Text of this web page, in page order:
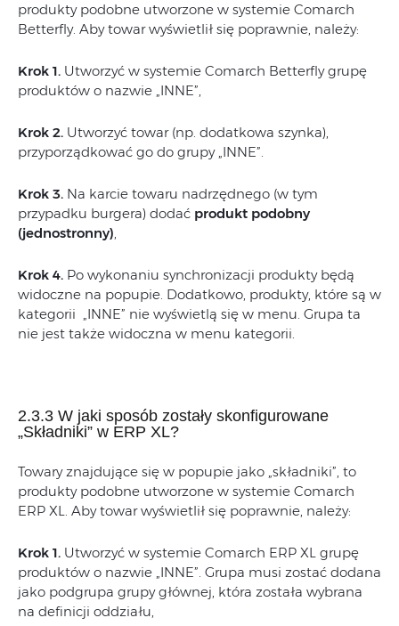
produkty podobne utworzone w systemie Comarch
Betterfly. Aby towar wyświetlił się poprawnie, należy:
Krok 1. Utworzyć w systemie Comarch Betterfly grupę
produktów o nazwie „INNE”,
Krok 2. Utworzyć towar (np. dodatkowa szynka),
przyporządkować go do grupy „INNE”.
Krok 3. Na karcie towaru nadrzędnego (w tym
przypadku burgera) dodać produkt podobny
(jednostronny),
Krok 4. Po wykonaniu synchronizacji produkty będą
widoczne na popupie. Dodatkowo, produkty, które są w
kategorii „INNE” nie wyświetlą się w menu. Grupa ta
nie jest także widoczna w menu kategorii.
2.3.3 W jaki sposób zostały skonfigurowane
„Składniki” w ERP XL?
Towary znajdujące się w popupie jako „składniki”, to
produkty podobne utworzone w systemie Comarch
ERP XL. Aby towar wyświetlił się poprawnie, należy:
Krok 1. Utworzyć w systemie Comarch ERP XL grupę
produktów o nazwie „INNE”. Grupa musi zostać dodana
jako podgrupa grupy głównej, która została wybrana
na definicji oddziału,